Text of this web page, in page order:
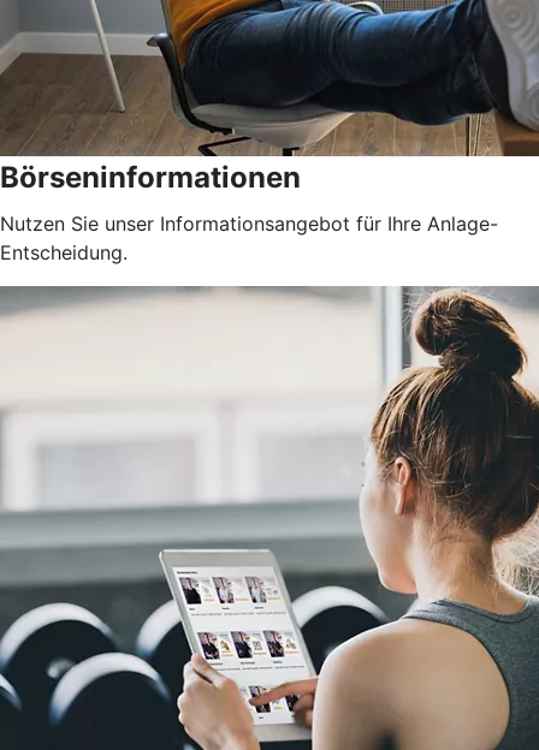
Börseninformationen
Nutzen Sie unser Informationsangebot für Ihre Anlage-
Entscheidung.